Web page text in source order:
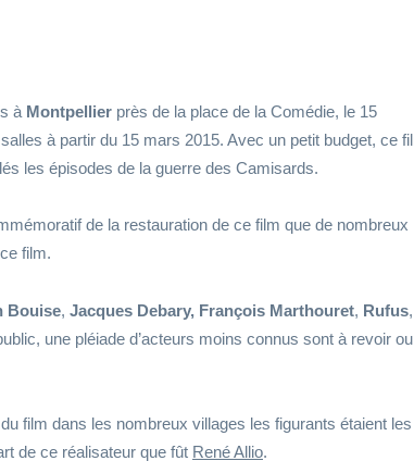
à Montpellier près de la place de la Comédie, le 15
à partir du 15 mars 2015. Avec un petit budget, ce
les épisodes de la guerre des Camisards.
de la restauration de ce film que de nombreux
film.
Bouise, Jacques Debary, François Marthouret, Rufus,
une pléiade d’acteurs moins connus sont à revoir
film dans les nombreux villages les figurants étaient les
de ce réalisateur que fût René Allio.